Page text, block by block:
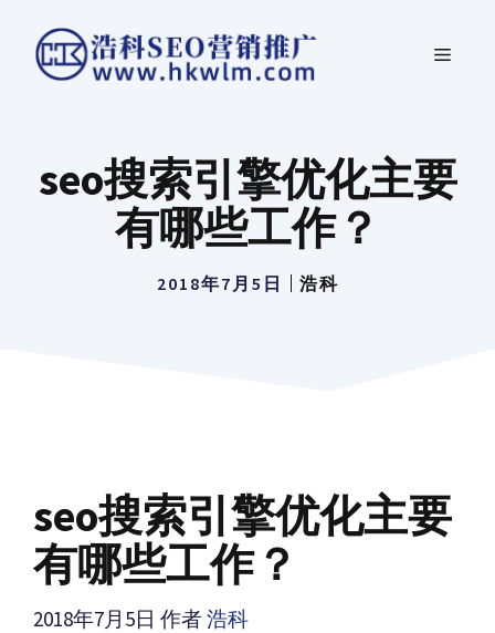
菜
seo搜索引擎优化主要
有哪些工作？
2018年7月5日 浩科
seo搜索引擎优化主要
有哪些工作？
2018年7月5日 作者浩科